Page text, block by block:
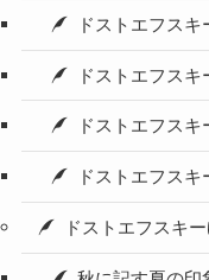
ドストエフスキ
ドストエフスキ
ドストエフス
ドストエフス
ドストエフスキ